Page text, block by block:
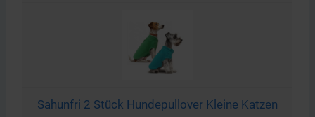
Sahunfri 2 Stück Hundepullover Kleine Katzen